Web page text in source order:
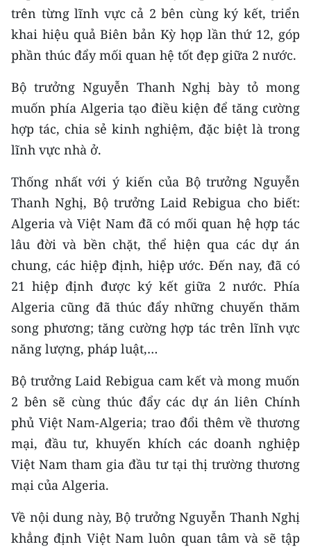
ENGLISH
中文
РУССКИЙ
ESPAÑOL
한국어
trên từng lĩnh vực cả 2 bên cùng ký kết, triển
khai hiệu quả Biên bản Kỳ họp lần thứ 12, góp
phần thúc đẩy mối quan hệ tốt đẹp giữa 2 nước.
Bộ trưởng Nguyễn Thanh Nghị bày tỏ mong
muốn phía Algeria tạo điều kiện để tăng cường
hợp tác, chia sẻ kinh nghiệm, đặc biệt là trong
lĩnh vực nhà ở.
Thống nhất với ý kiến của Bộ trưởng Nguyễn
Thanh Nghị, Bộ trưởng Laid Rebigua cho biết:
Algeria và Việt Nam đã có mối quan hệ hợp tác
lâu đời và bền chặt, thể hiện qua các dự án
chung, các hiệp định, hiệp ước. Đến nay, đã có
21 hiệp định được ký kết giữa 2 nước. Phía
Algeria cũng đã thúc đẩy những chuyến thăm
song phương; tăng cường hợp tác trên lĩnh vực
năng lượng, pháp luật,…
Bộ trưởng Laid Rebigua cam kết và mong muốn
2 bên sẽ cùng thúc đẩy các dự án liên Chính
phủ Việt Nam-Algeria; trao đổi thêm về thương
mại, đầu tư, khuyến khích các doanh nghiệp
Việt Nam tham gia đầu tư tại thị trường thương
mại của Algeria.
Về nội dung này, Bộ trưởng Nguyễn Thanh Nghị
khẳng định Việt Nam luôn quan tâm và sẽ tập